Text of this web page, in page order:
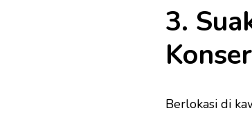
3.
Berlokasi di